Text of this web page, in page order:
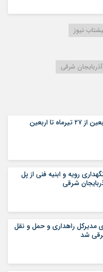
نیوز
شرقی
پیش‌فروش بلیت اربعین از ۲۷ تیرماه تا اربعین
رویه و ابنیه فنی از پل
شرقی
مدیرکل راهداری و حمل و نقل
شد